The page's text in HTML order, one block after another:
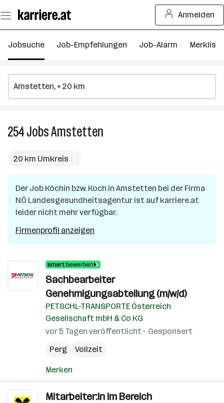
Seiteninhalt
springen
Anmelden
Jobsuche Job-Empfehlungen Job-Alarm Merkliste
254JobsAmstetten
20 km Umkreis
Der Job Köchin bzw. Koch in Amstetten bei der Firma
NÖ Landesgesundheitsagentur ist auf karriere.at
leider nicht mehr verfügbar.
Firmenprofil anzeigen
Sachbearbeiter
Genehmigungsabteilung (m/w/d)
PETSCHL-TRANSPORTE Österreich
Gesellschaft mbH & Co KG
vor 5 Tagen veröffentlicht
Gesponsert
Perg
Vollzeit
Merken
Mitarbeiter:in im Bereich